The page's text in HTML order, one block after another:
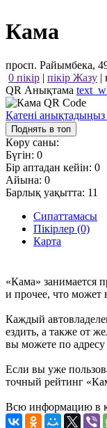
Кама
просп. Райымбека,
0 пікір | пікір Жазу |
QR Анықтама
Қатені анықтадыңыз
Поднять в топ
Көру саны:
Бүгін: 0
Бір аптадан кейін: 0
Айына: 0
Барлық уақытта: 11
Сипаттамасы
Пікірлер (0)
Карта
«Кама» занимается
и прочее, что может
Каждый
ездить, а также от
вы можете по
Если вы уже
точный рейтинг
Всю информацию в